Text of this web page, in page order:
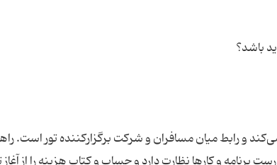
و رابط میان مسافران و شرکت برگزارکننده تور است.